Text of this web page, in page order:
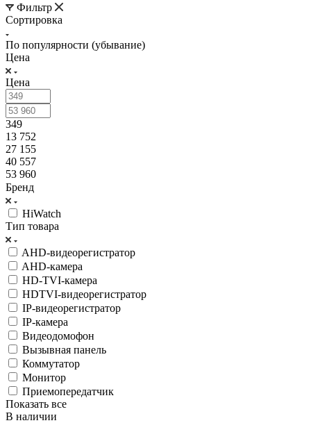
Фильтр
Сортировка
По популярности (убывание)
Цена
Цена
349
13 752
27 155
40 557
53 960
Бренд
HiWatch
Тип товара
AHD-видеорегистратор
AHD-камера
HD-TVI-камера
HDTVI-видеорегистратор
IP-видеорегистратор
IP-камера
Видеодомофон
Вызывная панель
Коммутатор
Монитор
Приемопередатчик
Показать все
В наличии